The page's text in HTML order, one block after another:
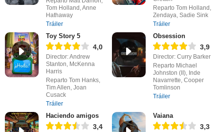
Tom Holland, Anne
Hathaway
Tráiler
Reparto Tom Holland,
Zendaya, Sadie Sink
Tráiler
Toy Story 5
4,0
Director: Andrew
Stanton, McKenna
Harris
Reparto Tom Hanks,
Tim Allen, Joan
Cusack
Tráiler
Obsession
3,9
Director: Curry Barker
Reparto Michael
Johnston (II), Inde
Navarrette, Cooper
Tomlinson
Tráiler
Haciendo amigos
3,4
Vaiana
3,3